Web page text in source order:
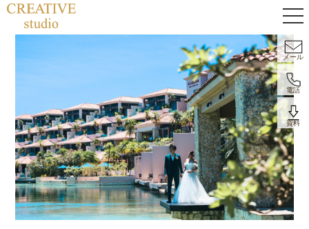
メール
電話
資料